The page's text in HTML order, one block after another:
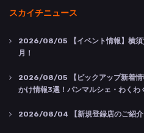
スカイチニュース
2026/08/05 【イベント情報】横
月！
2026/08/05 【ピックアップ新着
かけ情報3選！パンマルシェ・わくわ
2026/08/04 【新規登録店のご紹